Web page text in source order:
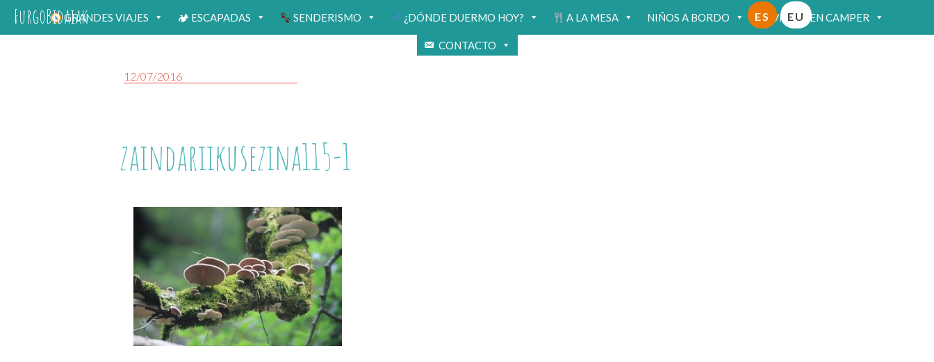
FurgoBidaiakGRANDES VIAJES 🏕 ESCAPADAS SENDERISMO ¿DÓNDE DUERMO HOY? A LA MESA NIÑOS A BORDO VIAJAR EN CAMPER
CONTACTO
ES EU
12/07/2016
zaindariikusezina115-1